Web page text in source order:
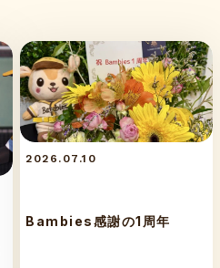
2026.07.10
Bambies感謝の1周年